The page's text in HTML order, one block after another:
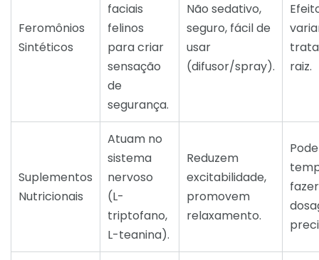
Feromônios
Sintéticos
faciais
felinos
para criar
sensação
de
segurança.
Não sedativo,
seguro, fácil de
usar
(difusor/spray).
raiz.
Suplementos
Nutricionais
Atuam no
sistema
nervoso
(L-
triptofano,
L-teanina).
Reduzem
excitabilidade,
promovem
relaxamento.